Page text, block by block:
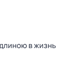
в жизнь